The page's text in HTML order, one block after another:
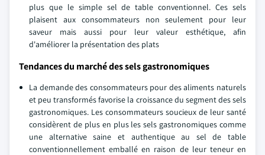
plus que le simple sel de table conventionnel. Ces sels
plaisent aux consommateurs non seulement pour leur
saveur mais aussi pour leur valeur esthétique, afin
d'améliorer la présentation des plats
Tendances du marché des sels gastronomiques
La demande des consommateurs pour des aliments naturels
et peu transformés favorise la croissance du segment des sels
gastronomiques. Les consommateurs soucieux de leur santé
considèrent de plus en plus les sels gastronomiques comme
une alternative saine et authentique au sel de table
conventionnellement emballé en raison de leur teneur en